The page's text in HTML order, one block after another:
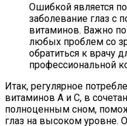
Ошибкой является
заболевание глаз с
витаминов. Важно
любых проблем со
обратиться к врачу
профессиональной
Итак, регулярное
витаминов А и С, в
полноценным сном,
глаз на высоком уровне.